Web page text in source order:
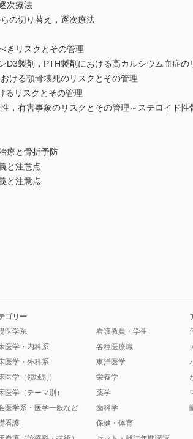
次療法
の切り替え，逐次療法
きリスクとその管理
D3製剤，PTH製剤における高カルシウム血症の
ける顎骨壊死のリスクとその管理
るリスクとその管理
，有害事象のリスクとその管理～ステロイド
療と骨折予防
と注意点
と注意点
ゴリー
医学系
医学・内科系
医学・外科系
医学（領域別）
医学（テーマ別）
医学系・医学一般など
看護
看護教員・学生
各種医療職
東洋医学
栄養学
薬学
歯科学
保健・体育